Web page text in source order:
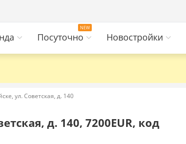
Посуточно Новостройки
ул. Советская, д. 140
д. 140, 7200EUR, код